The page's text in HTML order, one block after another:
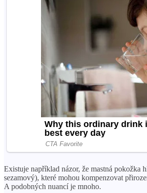
Existuje například názor, že mastná pokožka
sezamový), které mohou kompenzovat
A podobných nuancí je mnoho.